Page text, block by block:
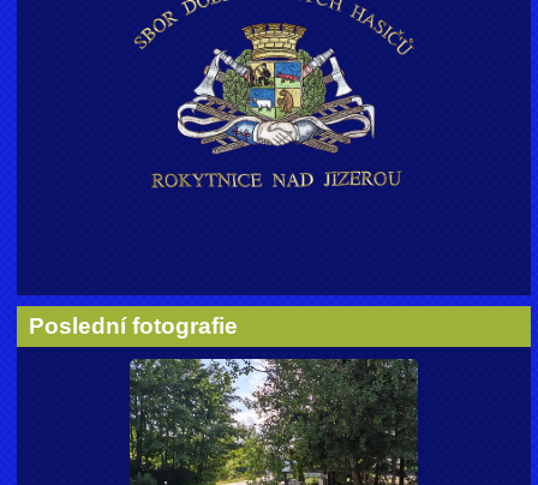
Poslední fotografie